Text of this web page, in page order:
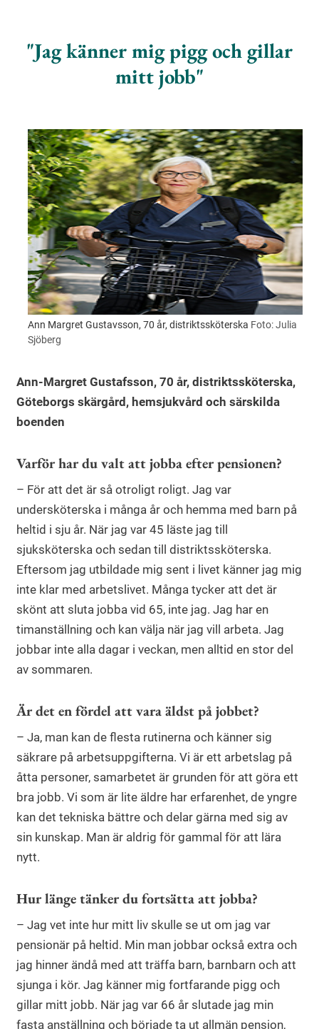
Jag känner mig pigg och gillar
mitt jobb
Ann Margret Gustavsson, 70 år, distriktssköterska Foto: Julia
Sjöberg
Ann-Margret Gustafsson, 70 år, distriktssköterska,
Göteborgs skärgård, hemsjukvård och särskilda
boenden
Varför har du valt att jobba efter pensionen?
– För att det är så otroligt roligt. Jag var
undersköterska i många år och hemma med barn på
heltid i sju år. När jag var 45 läste jag till
sjuksköterska och sedan till distriktssköterska.
Eftersom jag utbildade mig sent i livet känner jag mig
inte klar med arbetslivet. Många tycker att det är
skönt att sluta jobba vid 65, inte jag. Jag har en
timanställning och kan välja när jag vill arbeta. Jag
jobbar inte alla dagar i veckan, men alltid en stor del
av sommaren.
Är det en fördel att vara äldst på jobbet?
– Ja, man kan de flesta rutinerna och känner sig
säkrare på arbetsuppgifterna. Vi är ett arbetslag på
åtta personer, samarbetet är grunden för att göra ett
bra jobb. Vi som är lite äldre har erfarenhet, de yngre
kan det tekniska bättre och delar gärna med sig av
sin kunskap. Man är aldrig för gammal för att lära
nytt.
Hur länge tänker du fortsätta att jobba?
– Jag vet inte hur mitt liv skulle se ut om jag var
pensionär på heltid. Min man jobbar också extra och
jag hinner ändå med att träffa barn, barnbarn och att
sjunga i kör. Jag känner mig fortfarande pigg och
gillar mitt jobb. När jag var 66 år slutade jag min
fasta anställning och började ta ut allmän pension,